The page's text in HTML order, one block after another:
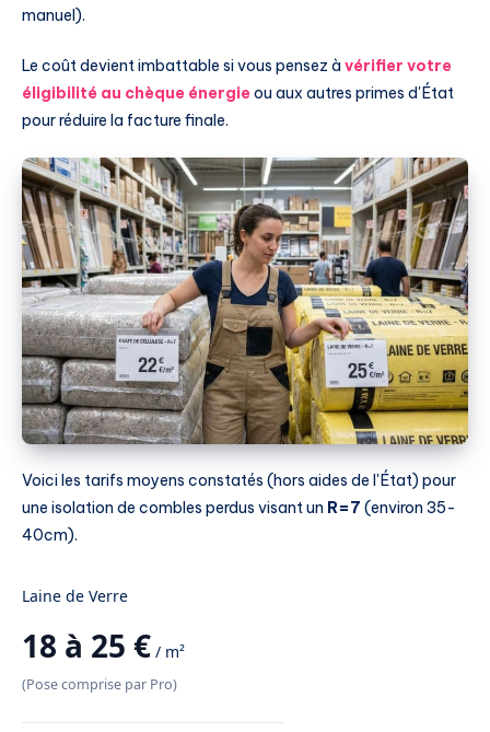
manuel).
Le coût devient imbattable si vous pensez à vérifier votre
éligibilité au chèque énergie ou aux autres primes d'État
pour réduire la facture finale.
Voici les tarifs moyens constatés (hors aides de l'État) pour
une isolation de combles perdus visant un R=7 (environ 35-
40cm).
Laine de Verre
18 à 25 € / m²
(Pose comprise par Pro)